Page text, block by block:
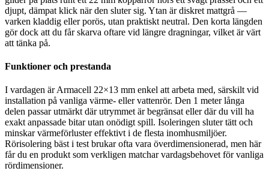
djupt, dämpat klick när den sluter sig. Ytan är diskret mattgrå —
varken kladdig eller porös, utan praktiskt neutral. Den korta längden
gör dock att du får skarva oftare vid längre dragningar, vilket är värt
att tänka på.
Funktioner och prestanda
I vardagen är Armacell 22×13 mm enkel att arbeta med, särskilt vid
installation på vanliga värme- eller vattenrör. Den 1 meter långa
delen passar utmärkt där utrymmet är begränsat eller där du vill ha
exakt anpassade bitar utan onödigt spill. Isoleringen sluter tätt och
minskar värmeförluster effektivt i de flesta inomhusmiljöer.
Rörisolering bäst i test brukar ofta vara överdimensionerad, men här
får du en produkt som verkligen matchar vardagsbehovet för vanliga
rördimensioner.